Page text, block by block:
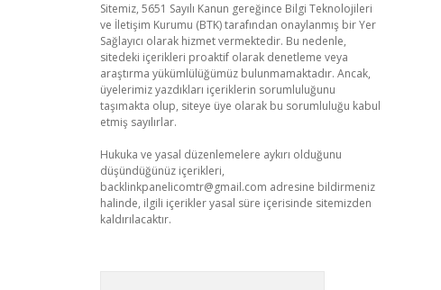
Sitemiz, 5651 Sayılı Kanun gereğince Bilgi Teknolojileri
ve İletişim Kurumu (BTK) tarafından onaylanmış bir Yer
Sağlayıcı olarak hizmet vermektedir. Bu nedenle,
sitedeki içerikleri proaktif olarak denetleme veya
araştırma yükümlülüğümüz bulunmamaktadır. Ancak,
üyelerimiz yazdıkları içeriklerin sorumluluğunu
taşımakta olup, siteye üye olarak bu sorumluluğu kabul
etmiş sayılırlar.
Hukuka ve yasal düzenlemelere aykırı olduğunu
düşündüğünüz içerikleri,
backlinkpanelicomtr@gmail.com adresine bildirmeniz
halinde, ilgili içerikler yasal süre içerisinde sitemizden
kaldırılacaktır.